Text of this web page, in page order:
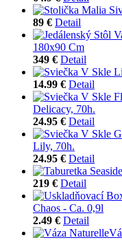
89 € Detail
180x90 Cm
349 € Detail
14.99 € Detail
Delicacy, 70h.
24.95 € Detail
Lily, 70h.
24.95 € Detail
219 € Detail
Chaos - Ca. 0,9l
2.49 € Detail